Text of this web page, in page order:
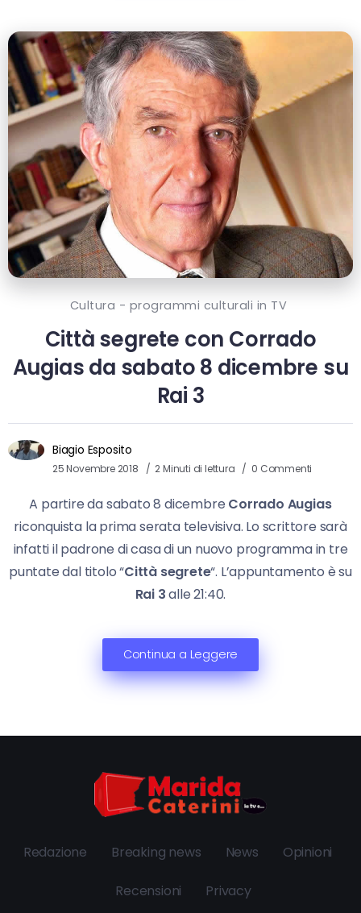
Cultura - programmi culturali in TV
Città segrete con Corrado
Augias da sabato 8 dicembre su
Rai 3
Biagio Esposito
25 Novembre 2018 2 Minuti di lettura 0 Commenti
A partire da sabato 8 dicembre Corrado Augias
riconquista la prima serata televisiva. Lo scrittore sarà
infatti il padrone di casa di un nuovo programma in tre
puntate dal titolo “Città segrete“. L’appuntamento è su
Rai 3alle 21:40.
Continua a Leggere
Redazione Breaking news News Opinioni
Recensioni Privacy